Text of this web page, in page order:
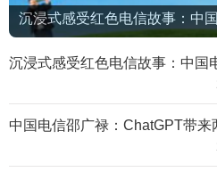
沉浸式感受红色电信故事：中
沉浸式感受红色电信故事：中国
中国电信邵广禄：ChatGPT带来